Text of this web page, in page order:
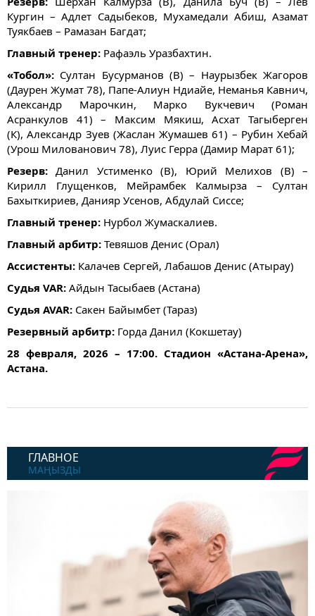
ГЛАВНОЕ
МАҢЫЗДЫ
Кургин – Адлет Садыбеков, Мухамедали Абиш, Азамат
Туякбаев – Рамазан Багдат;
Главный тренер: Рафаэль Уразбахтин.
«Тобол»: Султан Бусурманов (В) – Наурызбек Жагоров
(Даурен Жумат 78), Папе-Алиун Ндиайе, Неманья Кавнич,
Александр Марочкин, Марко Вукчевич (Роман
Асранкулов 41) – Максим Мякиш, Асхат Тагыберген
(К), Александр Зуев (​Жаслан Жумашев 61) – Рубин Хебай
(Урош Милованович 78), Луис Герра (Дамир Марат 61);
Резерв:​Данил Устименко (В), Юрий Мелихов (В) –
Кирилл Глущенков, Мейрамбек Калмырза – Султан
Бахыткириев, Данияр Усенов, Абдулай Сиссе;
Главный тренер: Нурбол Жумаскалиев.
Главный арбитр: Тевяшов Денис (Орал)
Ассистенты: Калачев Сергей, Лабашов Денис (Атырау)
Судья VAR: Айдын Тасыбаев (Астана)
Судья AVAR: Сакен Байымбет (Тараз)
Резервный арбитр: Горда Данил (Кокшетау)
28 февраля, 2026 – 17:00. Стадион «Астана-Арена»,
Астана.